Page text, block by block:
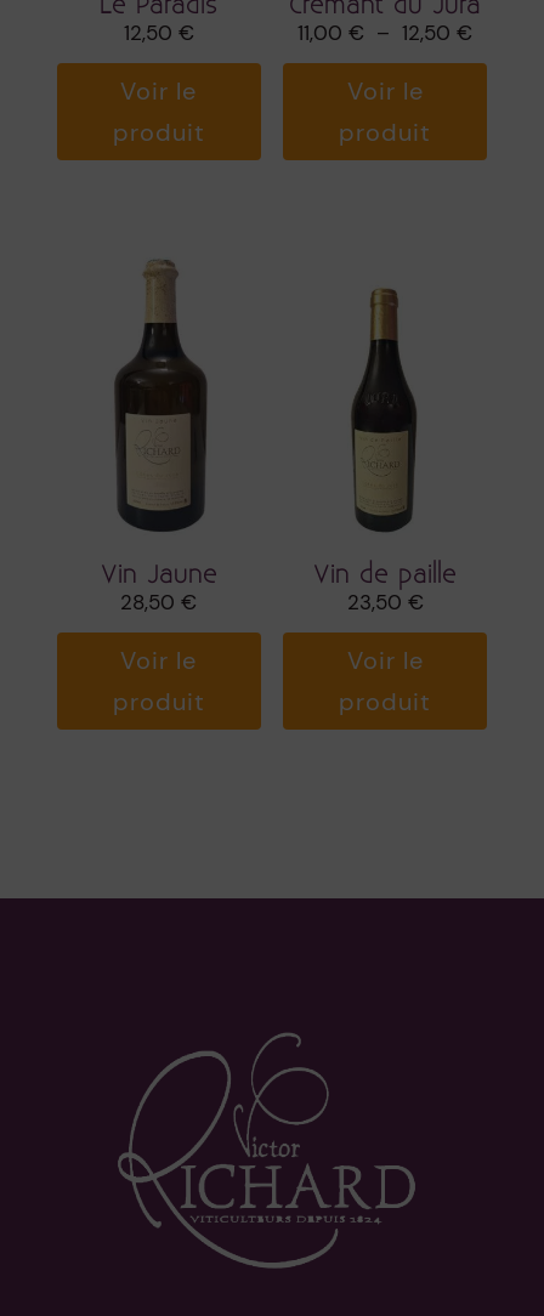
12,50 €
Voir le
produit
11,00€ – 12,50€
12,50 €
Voir le
produit
Vin Jaune
28,50€
Voir le
produit
Vin de paille
23,50 €
Voir le
produit